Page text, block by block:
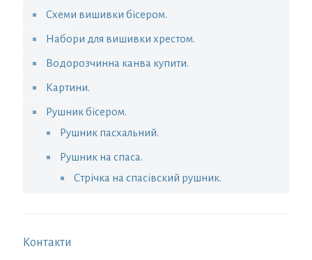
Схеми вишивки бісером.
Набори для вишивки хрестом.
Водорозчинна канва купити.
Картини.
Рушник бісером.
Рушник пасхальний.
Рушник на спаса.
Стрічка на спасівский рушник.
Контакти